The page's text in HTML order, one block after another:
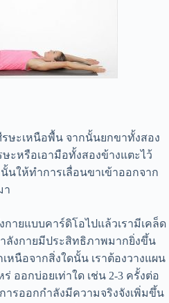
ษะเหนือพื้น จากนั้นยกขาทั้งสอง
ะหรือเอามือทั้งสองข้างแตะไว้
นให้ทำการเลื่อนขาเข้าออกจาก
า
ายแบบคาร์ดิโอไปแล้วเรามีเคล็ด
ลังกายมีประสิทธิภาพมากยิ่งขึ้น
หนือจากสิ่งใดนั้น เราต้องวางแผน
ออกบ่อยเท่าใด เช่น 2-3 ครั้งต่อ
ารออกกำลังมีความจริงจังเพิ่มขึ้น